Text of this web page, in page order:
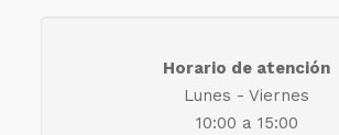
Horario de atención
Lunes - Viernes
10:00 a 15:00